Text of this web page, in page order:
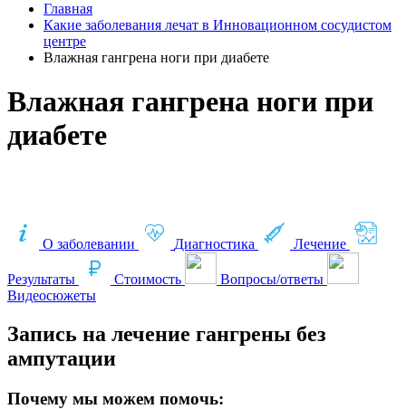
Главная
Какие заболевания лечат в Инновационном сосудистом
центре
Влажная гангрена ноги при диабете
Влажная гангрена ноги при
диабете
О заболевании Диагностика Лечение
Результаты Стоимость
Вопросы/ответы
Видеосюжеты
Запись на лечение гангрены без
ампутации
Почему мы можем помочь: